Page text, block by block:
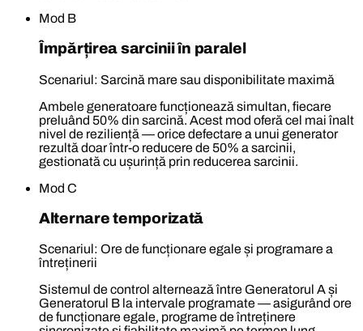
Mod B
Împărțirea sarcinii în paralel
Scenariul: Sarcină mare sau disponibilitate maximă
Ambele generatoare funcționează simultan, fiecare
preluând 50% din sarcină. Acest mod oferă cel mai înalt
nivel de reziliență — orice defectare a unui generator
rezultă doar într-o reducere de 50% a sarcinii,
gestionată cu ușurință prin reducerea sarcinii.
Mod C
Alternare temporizată
Scenariul: Ore de funcționare egale și programare a
întreținerii
Sistemul de control alternează între Generatorul A și
Generatorul B la intervale programate — asigurând ore
de funcționare egale, programe de întreținere